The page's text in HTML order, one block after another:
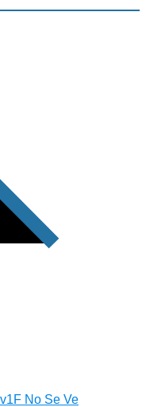
No Se Ve